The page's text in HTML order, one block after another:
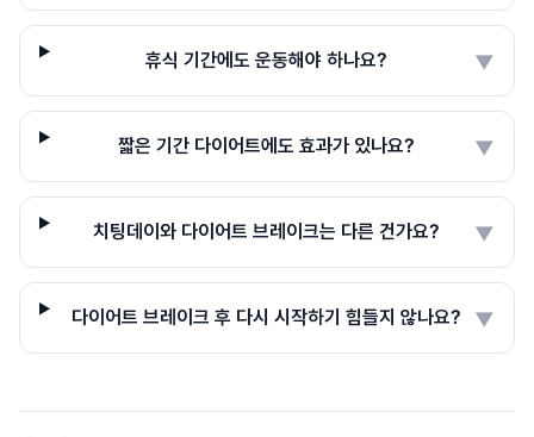
휴식 기간에도 운동해야 하나요? ▼
짧은 기간 다이어트에도 효과가 있나요? ▼
치팅데이와 다이어트 브레이크는 다른 건가요? ▼
다이어트 브레이크 후 다시 시작하기 힘들지 않나요? ▼